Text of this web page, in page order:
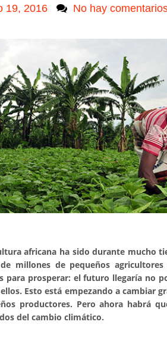
19, 2016 No hay
africana ha sido durante mucho
millones de pequeños
para prosperar: el futuro llegaría no
Esto está empezando a cambiar
productores. Pero ahora habrá
del cambio climático.